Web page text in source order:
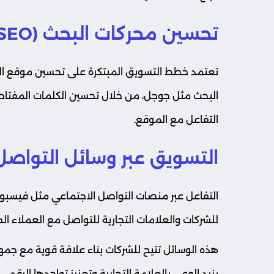
تحسين محركات البحث (SEO)
تعتمد خطط التسويق المبتكرة على تحسين موقع
البحث مثل جوجل، من خلال تحسين الكلمات
التفاعل مع الموقع.
التسويق عبر وسائل
التفاعل عبر منصات التواصل الاجتماعي مثل
للشركات والعلامات التجارية للتواصل مع العملاء
هذه الوسائل تتيح للشركات بناء علاقة قوية مع